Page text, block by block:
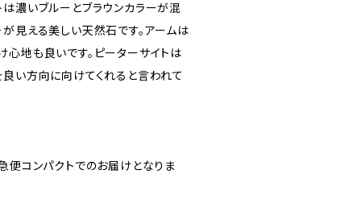
濃いブルーとブラウンカラーが混
見える美しい天然石です。アームは
地も良いです。ピーターサイトは
い方向に向けてくれると言われて
便コンパクトでのお届けとなりま